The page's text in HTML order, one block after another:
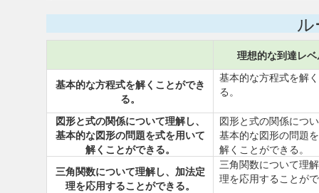
理想的な到達レ
基本的な方程式を解くことができ
る。
基本的な方程式を解
る。
図形と式の関係について理解し、
基本的な図形の問題を式を用いて
解くことができる。
図形と式の関係につ
基本的な図形の問題
解くことができる。
三角関数について理解し、加法定
理を応用することができる。
三角関数について理
理を応用することが